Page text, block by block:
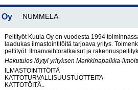
NUMMELA
Peltityöt Kuula Oy on vuodesta 1994
laadukas ilmastointitöitä tarjoava yritys.
peltityöt. Ilmanvaihtoratkaisut ja
Hakutulos löytyi yrityksen Markkinapaikka-
ILMASTOINTITÖITÄ
KATTOTURVALLISUUSTUOTTEITA
KATTOTÖITÄ..